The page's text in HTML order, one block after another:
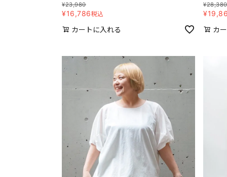
¥23,980
¥16,786税込
カートに入れる
¥28,380
¥
カ